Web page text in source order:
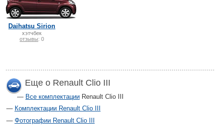
Daihatsu Sirion
хэтчбек
отзывы: 0
Еще о Renault Clio III
Все комплектации Renault Clio III
Комплектации Renault Clio III
Фотографии Renault Clio III